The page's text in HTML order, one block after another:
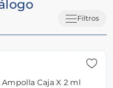
Filtros
Caja X 2 ml